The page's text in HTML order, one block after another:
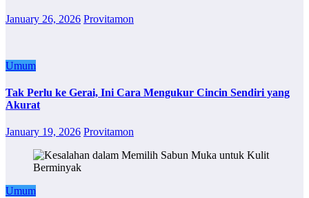
January 26, 2026 Provitamon
Umum
Tak Perlu ke Gerai, Ini Cara Mengukur Cincin Sendiri yang
Akurat
January 19, 2026 Provitamon
Umum